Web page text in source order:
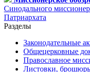
Синодального
Патриархата
Разделы
Законодательные
Общецерковные
Православное
Листовки,